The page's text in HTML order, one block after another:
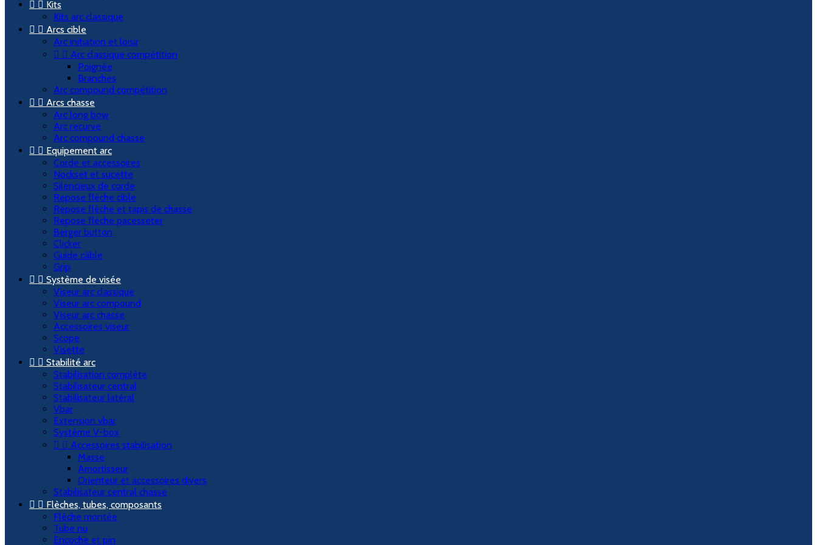
  Kits
Kits arc classique
  Arcs cible
Arc initiation et loisir
  Arc classique compétition
Poignée
Branches
Arc compound compétition
  Arcs chasse
Arc long bow
Arc recurve
Arc compound chasse
  Equipement arc
Corde et accessoires
Nockset et sucette
Silencieux de corde
Repose flèche cible
Repose flèche et tapis de chasse
Repose flèche pacesseter
Berger button
Clicker
Guide câble
Grip
  Système de visée
Viseur arc classique
Viseur arc compound
Viseur arc chasse
Accessoires viseur
Scope
Visette
  Stabilité arc
Stabilisation complète
Stabilisateur central
Stabilisateur latéral
Vbar
Extension vbar
Système V-box
  Accessoires stabilisation
Masse
Amortisseur
Orienteur et accessoires divers
Stabilisateur central chasse
  Flèches, tubes, composants
Flèche montée
Tube nu
Encoche et pin